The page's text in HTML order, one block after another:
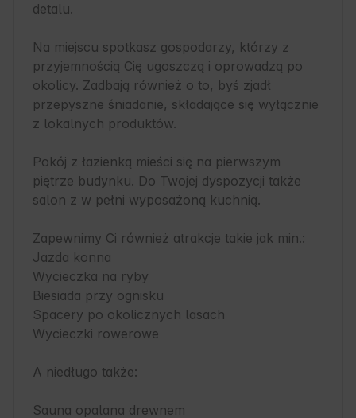
detalu.
Na miejscu spotkasz gospodarzy, którzy z
przyjemnością Cię ugoszczą i oprowadzą po
okolicy. Zadbają również o to, byś zjadł
przepyszne śniadanie, składające się wyłącznie
z lokalnych produktów.
Pokój z łazienką mieści się na pierwszym
piętrze budynku. Do Twojej dyspozycji także
salon z w pełni wyposażoną kuchnią.
Zapewnimy Ci również atrakcje takie jak min.:
Jazda konna
Wycieczka na ryby
Biesiada przy ognisku
Spacery po okolicznych lasach
Wycieczki rowerowe
A niedługo także:
Sauna opalana drewnem